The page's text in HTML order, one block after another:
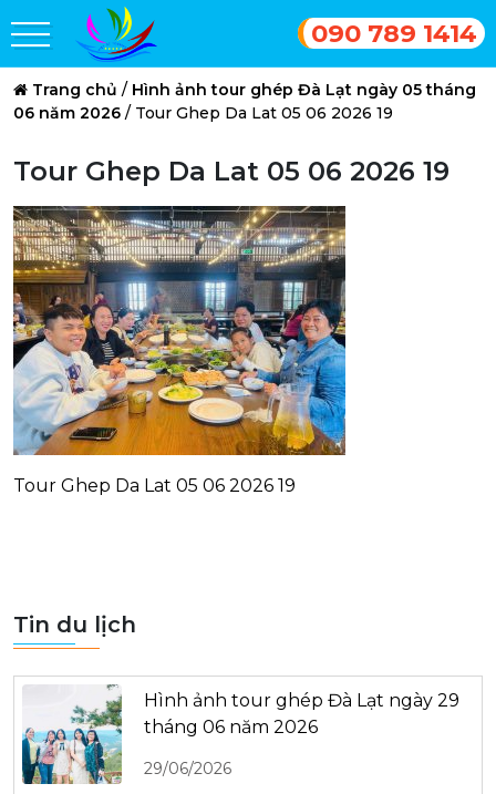
090 789 1414
Trang chủ / Hình ảnh tour ghép Đà Lạt ngày 05 tháng
06 năm 2026 / Tour Ghep Da Lat 05 06 2026 19
Tour Ghep Da Lat 05 06 2026 19
Tour Ghep Da Lat 05 06 2026 19
Tin du lịch
Hình ảnh tour ghép Đà Lạt ngày 29
tháng 06 năm 2026
29/06/2026